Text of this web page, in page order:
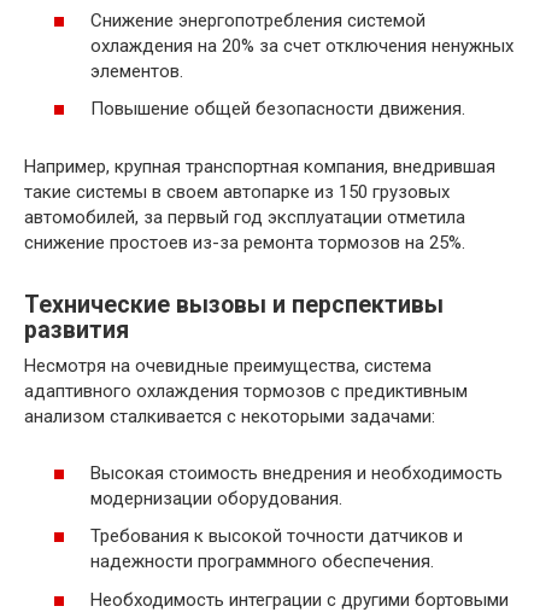
Снижение энергопотребления системой
охлаждения на 20% за счет отключения ненужных
элементов.
Повышение общей безопасности движения.
Например, крупная транспортная компания, внедрившая
такие системы в своем автопарке из 150 грузовых
автомобилей, за первый год эксплуатации отметила
снижение простоев из-за ремонта тормозов на 25%.
Технические вызовы и перспективы
развития
Несмотря на очевидные преимущества, система
адаптивного охлаждения тормозов с предиктивным
анализом сталкивается с некоторыми задачами:
Высокая стоимость внедрения и необходимость
модернизации оборудования.
Требования к высокой точности датчиков и
надежности программного обеспечения.
Необходимость интеграции с другими бортовыми